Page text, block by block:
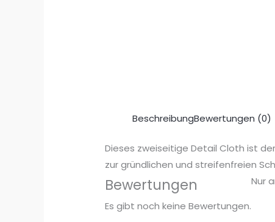
BeschreibungBewertungen (0)
Dieses zweiseitige Detail Cloth ist
zur gründlichen und streifenfreien
Bewertungen
Es gibt noch keine Bewertungen.
Nur